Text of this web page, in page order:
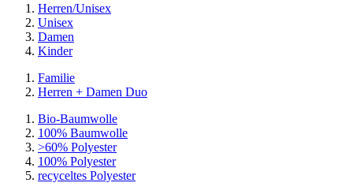
Herren/Unisex
Unisex
Damen
Kinder
Familie
Herren + Damen Duo
Bio-Baumwolle
100% Baumwolle
>60% Polyester
100% Polyester
recyceltes Polyester